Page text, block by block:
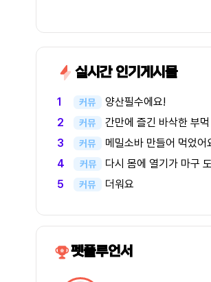
실시간 인기게시물
1 커뮤 양산필수에요!
2 커뮤 간만에 즐긴 바삭한 부
3 커뮤 메밀소바 만들어 먹었어
4 커뮤 다시 몸에 열기가 마구
5 커뮤 더워요
펫플루언서